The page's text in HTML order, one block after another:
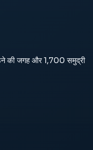
की जगह और 1,700 समुद्री